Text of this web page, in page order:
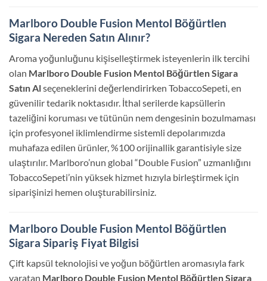
Marlboro Double Fusion Mentol Böğürtlen
Sigara Nereden Satın Alınır?
Aroma yoğunluğunu kişiselleştirmek isteyenlerin ilk tercihi
olan Marlboro Double Fusion Mentol Böğürtlen Sigara
Satın Alseçeneklerini değerlendirirken TobaccoSepeti, en
güvenilir tedarik noktasıdır. İthal serilerde kapsüllerin
tazeliğini koruması ve tütünün nem dengesinin bozulmaması
için profesyonel iklimlendirme sistemli depolarımızda
muhafaza edilen ürünler, %100 orijinallik garantisiyle size
ulaştırılır. Marlboro’nun global “Double Fusion” uzmanlığını
TobaccoSepeti’nin yüksek hizmet hızıyla birleştirmek için
siparişinizi hemen oluşturabilirsiniz.
Marlboro Double Fusion Mentol Böğürtlen
Sigara Sipariş Fiyat Bilgisi
Çift kapsül teknolojisi ve yoğun böğürtlen aromasıyla fark
yaratan Marlboro Double Fusion Mentol Böğürtlen Sigara